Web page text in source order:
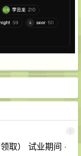
1
取） 试业期间 ·